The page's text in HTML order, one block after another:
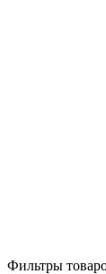
Фильтры